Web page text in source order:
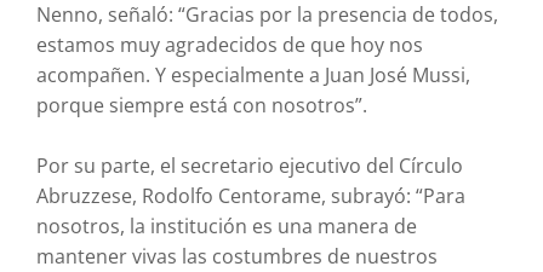
Nenno, señaló: “Gracias por la presencia de todos,
estamos muy agradecidos de que hoy nos
acompañen. Y especialmente a Juan José Mussi,
porque siempre está con nosotros”.
Por su parte, el secretario ejecutivo del Círculo
Abruzzese, Rodolfo Centorame, subrayó: “Para
nosotros, la institución es una manera de
mantener vivas las costumbres de nuestros